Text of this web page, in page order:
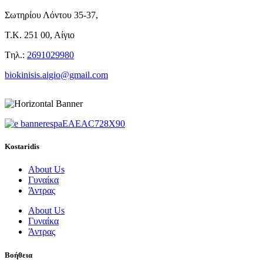
Σωτηρίου Λόντου 35-37,
Τ.Κ. 251 00, Αίγιο
Tηλ.: 2691029980
biokinisis.aigio@gmail.com
Kostaridis
About Us
Γυναίκα
Άντρας
About Us
Γυναίκα
Άντρας
Βοήθεια